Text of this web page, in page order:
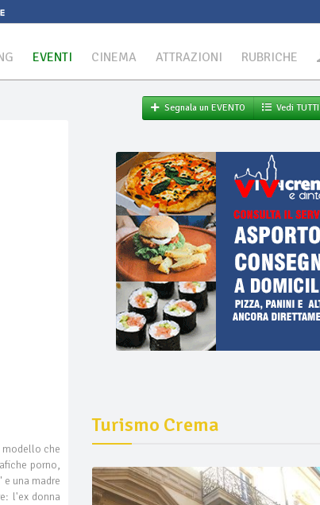
EVENTI CINEMA ATTRAZIONI RUBRICHE
modello che
porno,
una madre
l'ex donna
Segnala un EVENTO Vedi TUTTI
Turismo Crema